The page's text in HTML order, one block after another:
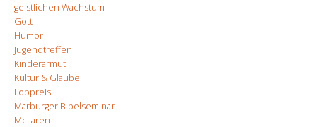
geistlichen Wachstum
Gott
Humor
Jugendtreffen
Kinderarmut
Kultur & Glaube
Lobpreis
Marburger Bibelseminar
McLaren